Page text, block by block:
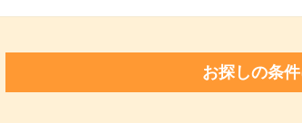
お探しの条